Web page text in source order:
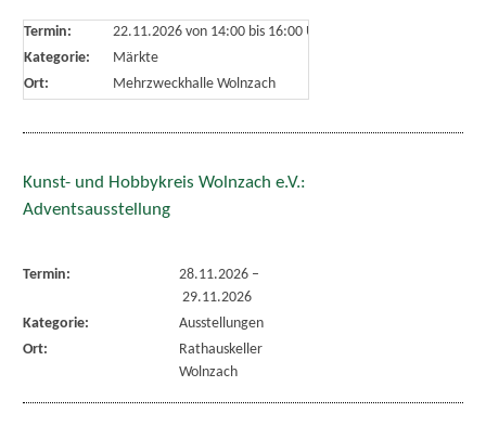
Termin: 22.11.2026 von 14:00bis 16:00 Uhr
Kategorie:
Märkte
Ort:
Mehrzweckhalle Wolnzach
Kunst- und Hobbykreis Wolnzach e.V.:
Adventsausstellung
Termin: 28.11.2026–
29.11.2026
Kategorie:
Ausstellungen
Ort:
Rathauskeller
Wolnzach